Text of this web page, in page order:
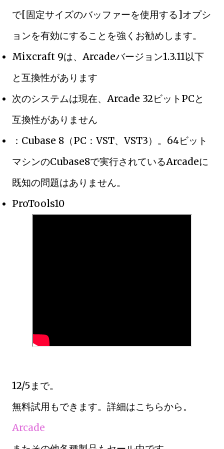
で[固定サイズのバッファーを使用する]オプシ
ョンを有効にすることを強くお勧めします。
Mixcraft 9は、Arcadeバージョン1.3.11以下
と互換性があります
次のシステムは現在、Arcade 32ビットPCと
互換性がありません
：Cubase 8（PC：VST、VST3）。64ビット
マシンのCubase8で実行されているArcadeに
既知の問題はありません。
ProTools10
12/5まで。
無料試用もできます。詳細はこちらから。
Arcade